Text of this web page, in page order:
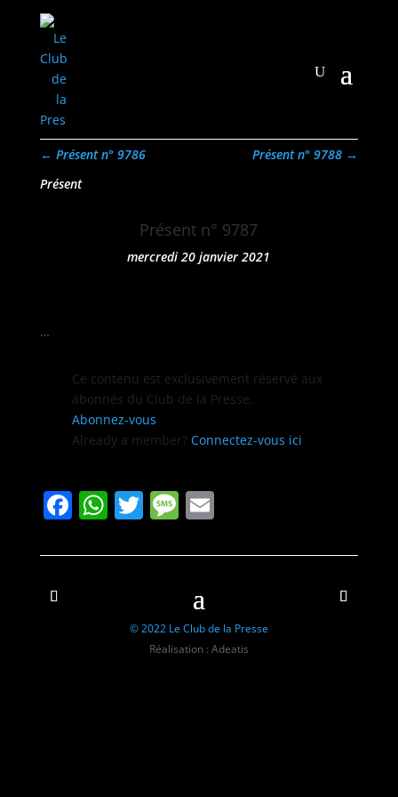
← Présent n° 9786 Présent n° 9788 →
Présent
Présent n° 9787
mercredi 20 janvier 2021
…
Ce con­tenu est exclu­sive­ment réservé aux
abon­nés du Club de la Presse.
Abon­nez-vous
Already a mem­ber? Con­nectez-vous ici
Facebook
WhatsApp
TwitterMessage
Email
© 2022 Le Club de la Presse
Réalisation : Adeatis